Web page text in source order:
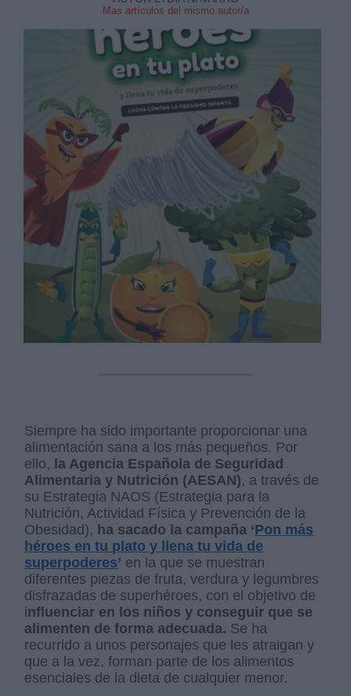
Mas artículos del mismo autor/a
Siempre ha sido importante proporcionar una
alimentación sana a los más pequeños. Por
ello,
la Agencia Española de Seguridad
Alimentaria y Nutrición (AESAN), a través de
su Estrategia NAOS (Estrategia para la
Nutrición, Actividad Física y Prevención de la
Obesidad), ha sacado la campaña ‘Pon más
héroes en tu plato y llena tu vida de
superpoderes’ en la que se muestran
diferentes piezas de fruta, verdura y legumbres
disfrazadas de superhéroes, con el objetivo de
influenciar en los niños y conseguir que se
alimenten de forma adecuada. Se ha
recurrido a unos personajes que les atraigan y
que a la vez, forman parte de los alimentos
esenciales de la dieta de cualquier menor.